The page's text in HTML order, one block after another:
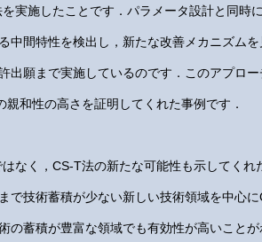
実施したことです．パラメータ設計と同時
中間特性を検出し，新たな改善メカニズムを
出願まで実施しているのです．このアプロー
和性の高さを証明してくれた事例です．
なく，CS-T法の新たな可能性も示してくれ
で技術蓄積が少ない新しい技術領域を中心
の蓄積が豊富な領域でも有効性が高いことが